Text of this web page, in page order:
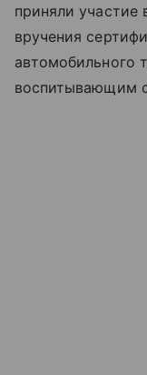
приняли
вручения
автомобильного
воспитывающим